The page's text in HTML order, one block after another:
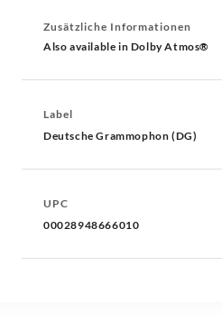
Zusätzliche Informationen
Also available in Dolby Atmos®
Label
Deutsche Grammophon (DG)
UPC
00028948666010